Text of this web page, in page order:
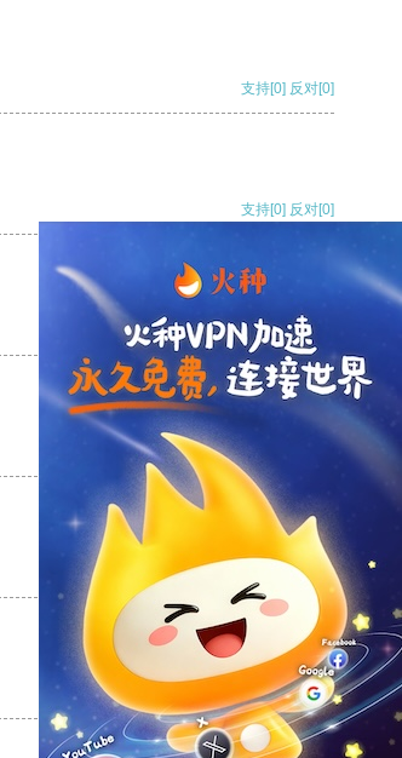
支持[0] 反对[0]
支持[0] 反对[0]
支持[0] 反对
支持
反对 [0]
支持[0] 反对[0]